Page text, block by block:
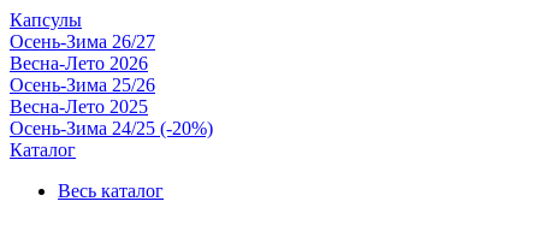
Капсулы
Осень-Зима 26/27
Весна-Лето 2026
Осень-Зима 25/26
Весна-Лето 2025
Осень-Зима 24/25 (-20%)
Каталог
Весь каталог